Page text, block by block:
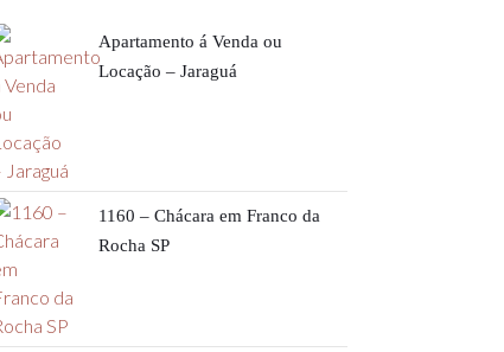
Apartamento á Venda ou
Locação – Jaraguá
1160 – Chácara em Franco da
Rocha SP